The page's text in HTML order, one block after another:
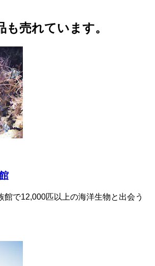
も売れています。
館で12,000匹以上の海洋生物と出会う